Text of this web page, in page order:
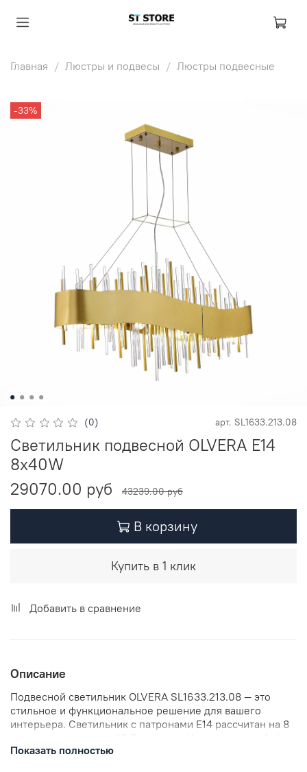
Главная Люстры и подвесы Люстры подвесные
-33%
(0) арт. SL1633.213.08
Светильник подвесной OLVERA E14
8х40W
29070.00 руб
43239.00 руб
В корзину
Купить в 1 клик
Добавить в сравнение
Описание
Подвесной светильник OLVERA SL1633.213.08 — это
стильное и функциональное решение для вашего
интерьера. Светильник с патронами E14 рассчитан на 8
для гостиной, спальни или кабинета, добавляя в
Показать полностью